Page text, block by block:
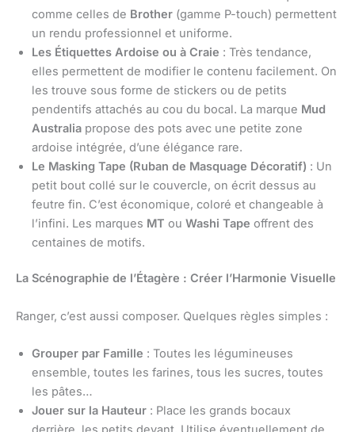
comme celles de Brother (gamme P-touch) permettent
un rendu professionnel et uniforme.
Les Étiquettes Ardoise ou à Craie : Très tendance,
elles permettent de modifier le contenu facilement. On
les trouve sous forme de stickers ou de petits
pendentifs attachés au cou du bocal. La marque Mud
Australia propose des pots avec une petite zone
ardoise intégrée, d’une élégance rare.
Le Masking Tape (Ruban de Masquage Décoratif) : Un
petit bout collé sur le couvercle, on écrit dessus au
feutre fin. C’est économique, coloré et changeable à
l’infini. Les marques MT ou Washi Tape offrent des
centaines de motifs.
La Scénographie de l’Étagère : Créer l’Harmonie Visuelle
Ranger, c’est aussi composer. Quelques règles simples :
Grouper par Famille : Toutes les légumineuses
ensemble, toutes les farines, tous les sucres, toutes
les pâtes…
Jouer sur la Hauteur : Place les grands bocaux